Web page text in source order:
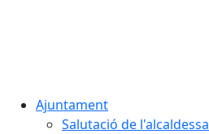
Ajuntament
Salutació de l'alcaldessa